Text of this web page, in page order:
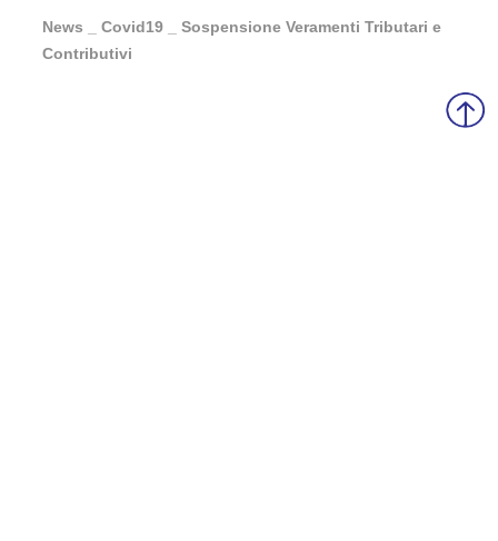
News _ Covid19 _ Sospensione Veramenti Tributari e
Contributivi